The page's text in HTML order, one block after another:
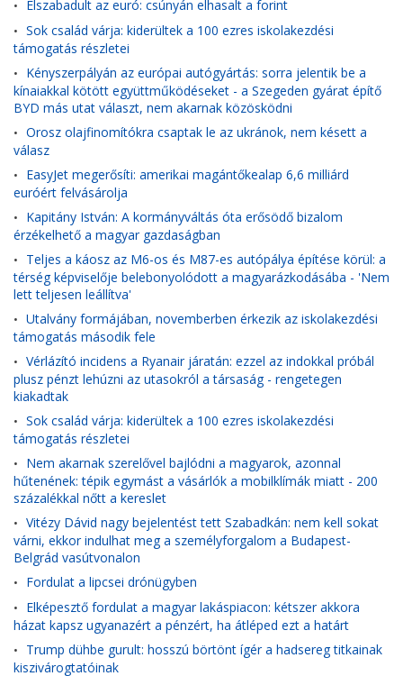
• Elszabadult az euró: csúnyán elhasalt a forint
• Sok család várja: kiderültek a 100 ezres iskolakezdési
támogatás részletei
• Kényszerpályán az európai autógyártás: sorra jelentik be a
kínaiakkal kötött együttműködéseket - a Szegeden gyárat építő
BYD más utat választ, nem akarnak közösködni
• Orosz olajfinomítókra csaptak le az ukránok, nem késett a
válasz
• EasyJet megerősíti: amerikai magántőkealap 6,6 milliárd
euróért felvásárolja
• Kapitány István: A kormányváltás óta erősödő bizalom
érzékelhető a magyar gazdaságban
• Teljes a káosz az M6-os és M87-es autópálya építése körül: a
térség képviselője belebonyolódott a magyarázkodásába - 'Nem
lett teljesen leállítva'
• Utalvány formájában, novemberben érkezik az iskolakezdési
támogatás második fele
• Vérlázító incidens a Ryanair járatán: ezzel az indokkal próbál
plusz pénzt lehúzni az utasokról a társaság - rengetegen
kiakadtak
• Sok család várja: kiderültek a 100 ezres iskolakezdési
támogatás részletei
• Nem akarnak szerelővel bajlódni a magyarok, azonnal
hűtenének: tépik egymást a vásárlók a mobilklímák miatt - 200
százalékkal nőtt a kereslet
• Vitézy Dávid nagy bejelentést tett Szabadkán: nem kell sokat
várni, ekkor indulhat meg a személyforgalom a Budapest-
Belgrád vasútvonalon
• Fordulat a lipcsei drónügyben
• Elképesztő fordulat a magyar lakáspiacon: kétszer akkora
házat kapsz ugyanazért a pénzért, ha átléped ezt a határt
• Trump dühbe gurult: hosszú börtönt ígér a hadsereg titkainak
kiszivárogtatóinak